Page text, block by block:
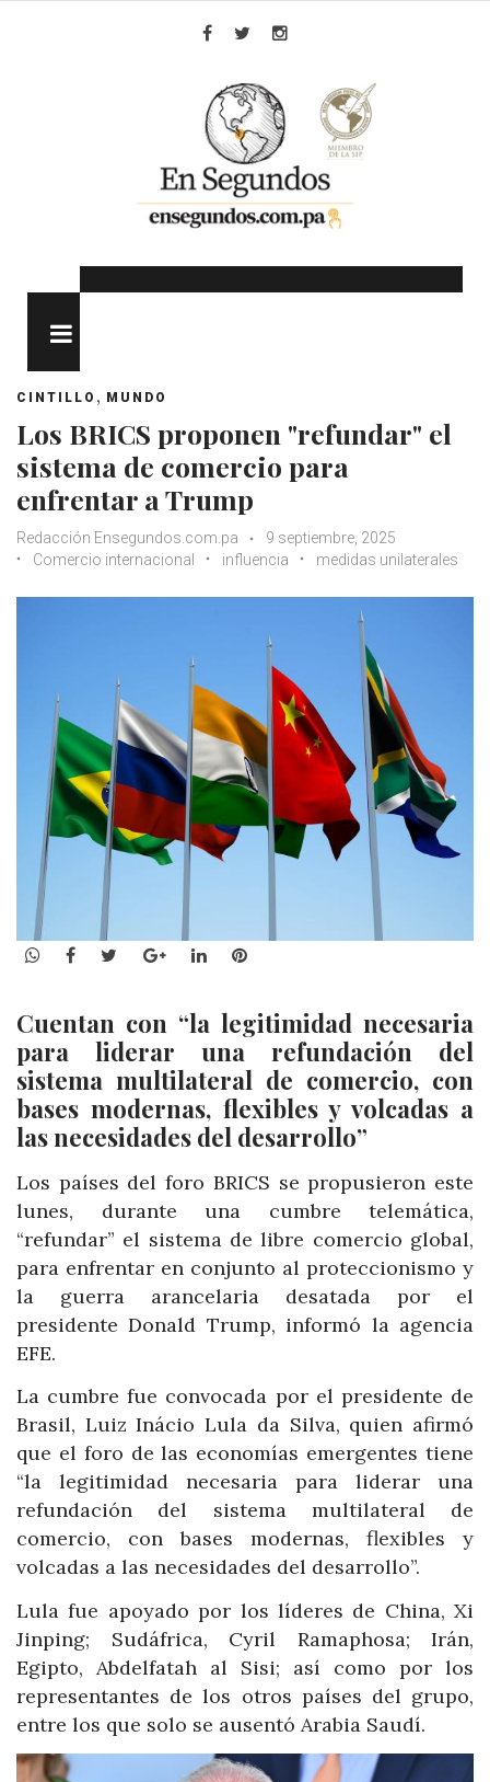
CINTILLO , MUNDO
Los BRICS proponen "refundar" el
sistema de comercio para
enfrentar a Trump
Redacción Ensegundos.com.pa
9 septiembre, 2025
Comercio internacional
influencia medidas unilaterales
WhatsApp
Facebook
TwitterGoogle+LinkedInPinterest
Cuentan con “la legitimidad necesaria
para liderar una refundación del
sistema multilateral de comercio, con
bases modernas, flexibles y volcadas a
las necesidades del desarrollo”
Los países del foro BRICS se propusieron este
lunes, durante una cumbre telemática,
“refundar” el sistema de libre comercio global,
para enfrentar en conjunto al proteccionismo y
la guerra arancelaria desatada por el
presidente Donald Trump, informó la agencia
EFE.
La cumbre fue convocada por el presidente de
Brasil, Luiz Inácio Lula da Silva, quien afirmó
que el foro de las economías emergentes tiene
“la legitimidad necesaria para liderar una
refundación del sistema multilateral de
comercio, con bases modernas, flexibles y
volcadas a las necesidades del desarrollo”.
Lula fue apoyado por los líderes de China, Xi
Jinping; Sudáfrica, Cyril Ramaphosa; Irán,
Egipto, Abdelfatah al Sisi; así como por los
representantes de los otros países del grupo,
entre los que solo se ausentó Arabia Saudí.